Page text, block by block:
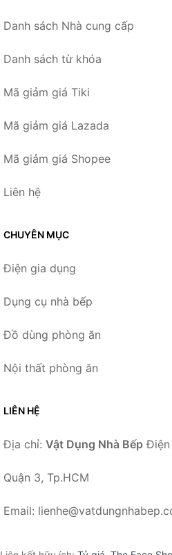
Danh sách Nhà cung cấp
Danh sách từ khóa
Mã giảm giá Tiki
Mã giảm giá Lazada
Mã giảm giá Shopee
Liên hệ
CHUYÊN MỤC
Điện gia dụng
Dụng cụ nhà bếp
Đồ dùng phòng ăn
Nội thất phòng ăn
LIÊN HỆ
Địa chỉ: Vật Dụng Nhà Bếp Điện
Quận 3, Tp.HCM
Email: